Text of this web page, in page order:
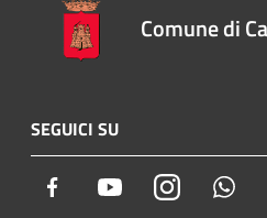
Comune di
SEGUICI SU
Facebook YoutubeInstagram